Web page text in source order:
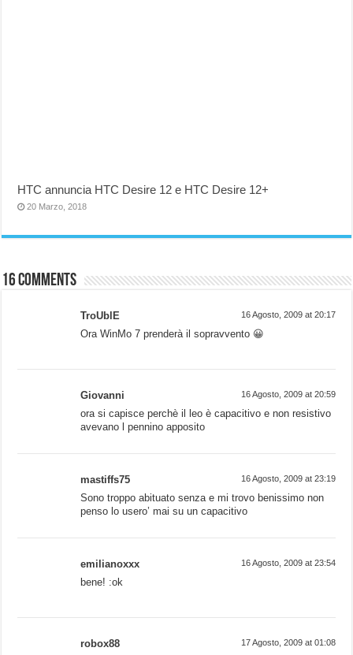
HTC annuncia HTC Desire 12 e HTC Desire 12+
20 Marzo, 2018
16 comments
TroUblE 16 Agosto, 2009 at 20:17
Ora WinMo 7 prenderà il sopravvento 😀
Giovanni 16 Agosto, 2009 at 20:59
ora si capisce perchè il leo è capacitivo e non resistivo
avevano l pennino apposito
mastiffs75 16 Agosto, 2009 at 23:19
Sono troppo abituato senza e mi trovo benissimo non
penso lo usero’ mai su un capacitivo
emilianoxxx 16 Agosto, 2009 at 23:54
bene! :ok
robox88 17 Agosto, 2009 at 01:08